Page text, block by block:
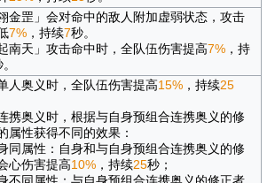
金罡」会对命中的敌人附加虚弱状态，攻击
7%，持续7秒。
南天」攻击命中时，全队伍伤害提高7%，持
人奥义时，全队伍伤害提高15%，持续25
携奥义时，根据与自身预组合连携奥义的修
属性获得不同的效果：
同属性：自身和与自身预组合连携奥义的修
心伤害提高10%，持续25秒；
不同属性：与自身预组合连携奥义的修正者